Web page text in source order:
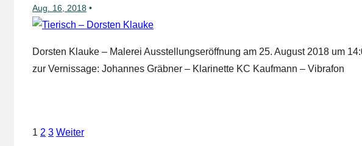
Aug. 16, 2018
Dorsten Klauke – Malerei Ausstellungseröffnung am 25. August 2018 um
zur Vernissage: Johannes Gräbner – Klarinette KC Kaufmann – Vibrafon
Seitennummerierung
1 2 3 Weiter